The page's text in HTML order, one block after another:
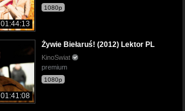
01:44:13
1080p
01:41:08
Żywie Biełaruś! (2012) Lektor PL
KinoSwiat
premium
1080p